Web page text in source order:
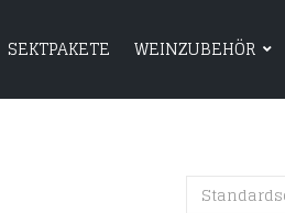
SEKTPAKETE WEINZUBEHÖR
SHOP WEIN WEINPAKETE